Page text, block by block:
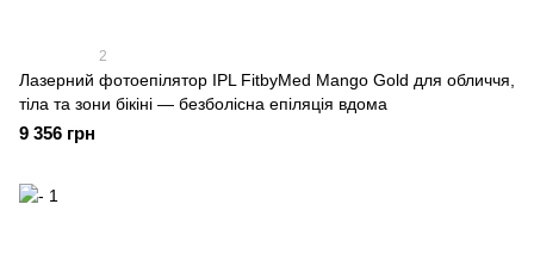
2
Лазерний фотоепілятор IPL FitbyMed Mango Gold для обличчя,
тіла та зони бікіні — безболісна епіляція вдома
9 356 грн